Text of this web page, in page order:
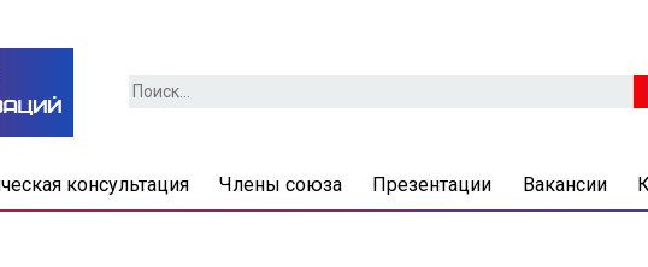
Найти:
консультация Члены союза Презентации Вакансии